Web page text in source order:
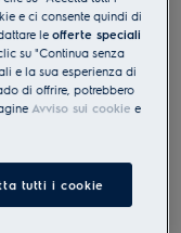
CHF 299.00
IVA in CHF (escl. CRA)
e ci consente quindi di
leofferte speciali
su "Continua senza
e la sua esperienza di
di offrire, potrebbero
Avviso sui cookie e
tutti i cookie